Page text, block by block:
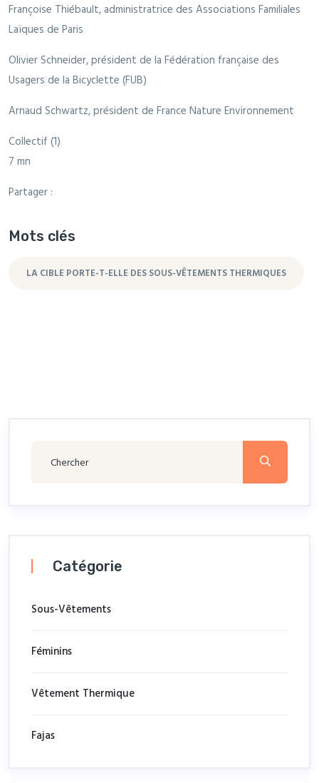
Françoise Thiébault, administratrice des Associations Familiales
Laïques de Paris
Olivier Schneider, président de la Fédération française des
Usagers de la Bicyclette (FUB)
Arnaud Schwartz, président de France Nature Environnement
Collectif (1)
7 mn
Partager :
Mots clés
LA CIBLE PORTE-T-ELLE DES SOUS-VÊTEMENTS THERMIQUES
Catégorie
Sous-Vêtements
Féminins
Vêtement Thermique
Fajas